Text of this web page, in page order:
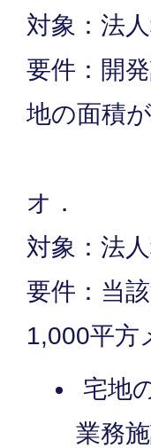
対象：法
要件：開
地の面積
オ．
対象：法
要件：当
1,000平方
宅地
業務